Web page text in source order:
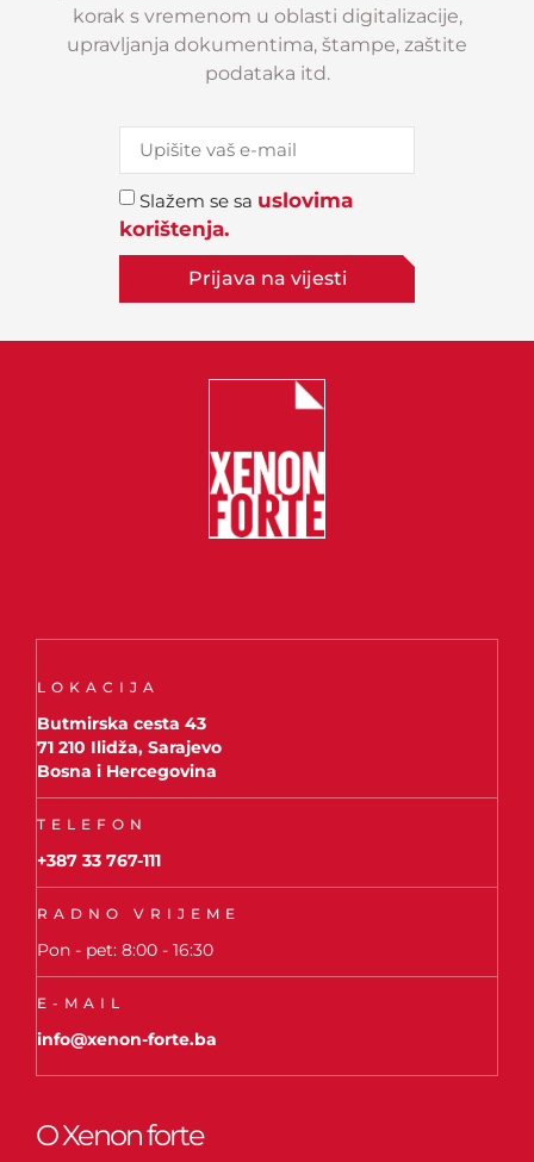
korak s vremenom u oblasti digitalizacije,
upravljanja dokumentima, štampe, zaštite
podataka itd.
Slažem se sa uslovima
korištenja.
Prijava na vijesti
LOKACIJA
Butmirska cesta 43
71 210 Ilidža, Sarajevo
Bosna i Hercegovina
TELEFON
+387 33 767-111
RADNO VRIJEME
Pon - pet: 8:00 - 16:30
E-MAIL
info@xenon-forte.ba
O Xenon forte